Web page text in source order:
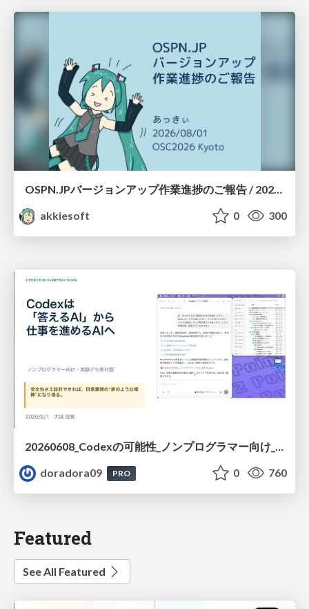
akkiesoft
0 300
20260608_Codexの可能性_ノンプログラマー向け_大城追記
doradora09
PRO 0 760
Featured
See All Featured